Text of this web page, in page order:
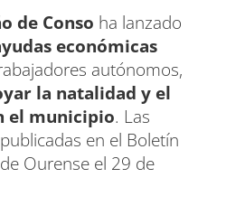
de Conso ha lanzado
económicas
autónomos,
la natalidad y el
el municipio. Las
en el Boletín
Ourense el 29 de